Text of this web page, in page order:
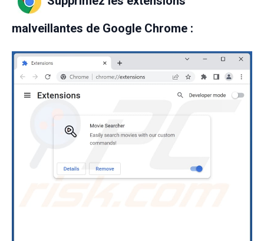
malveillantes de Google Chrome :